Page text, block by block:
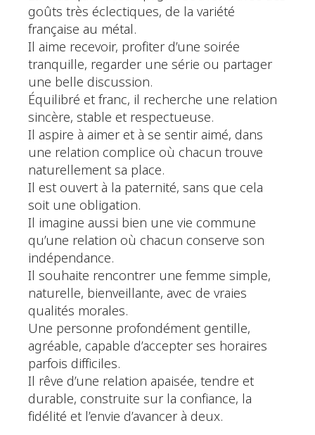
goûts très éclectiques, de la variété
française au métal.
Il aime recevoir, profiter d’une soirée
tranquille, regarder une série ou partager
une belle discussion.
Équilibré et franc, il recherche une relation
sincère, stable et respectueuse.
Il aspire à aimer et à se sentir aimé, dans
une relation complice où chacun trouve
naturellement sa place.
Il est ouvert à la paternité, sans que cela
soit une obligation.
Il imagine aussi bien une vie commune
qu’une relation où chacun conserve son
indépendance.
Il souhaite rencontrer une femme simple,
naturelle, bienveillante, avec de vraies
qualités morales.
Une personne profondément gentille,
agréable, capable d’accepter ses horaires
parfois difficiles.
Il rêve d’une relation apaisée, tendre et
durable, construite sur la confiance, la
fidélité et l’envie d’avancer à deux.